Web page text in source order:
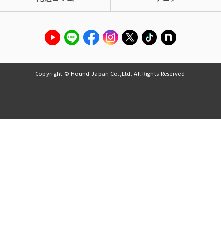
Copyright © Hound Japan Co.,Ltd. All Rights Reserved.